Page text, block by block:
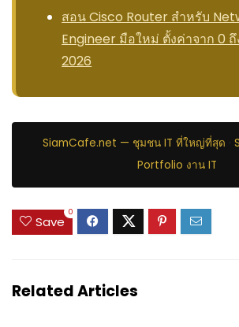
สอน Cisco Router สำหรับ
Engineer มือใหม่ ตั้งค่าจาก 0
2026
SiamCafe.net — ชุมชน IT ที่ใหญ่ที่สุด ·
Portfolio งาน IT
Save
0
Related Articles